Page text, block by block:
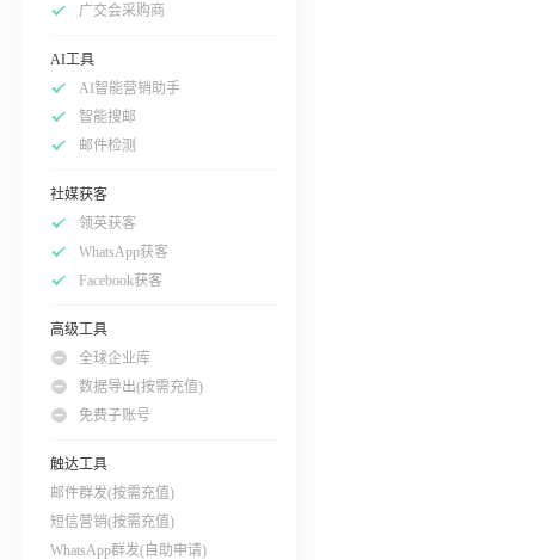
广交会采购商
AI工具
AI智能营销助手
智能搜邮
邮件检测
社媒获客
领英获客
WhatsApp获客
Facebook获客
高级工具
全球企业库
数据导出(按需充值)
免费子账号
触达工具
邮件群发(按需充值)
短信营销(按需充值)
WhatsApp群发(自助申请)